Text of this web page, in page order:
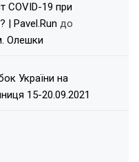
COVID-19 при
| Pavel.Run до
Олешки
України на
15-20.09.2021